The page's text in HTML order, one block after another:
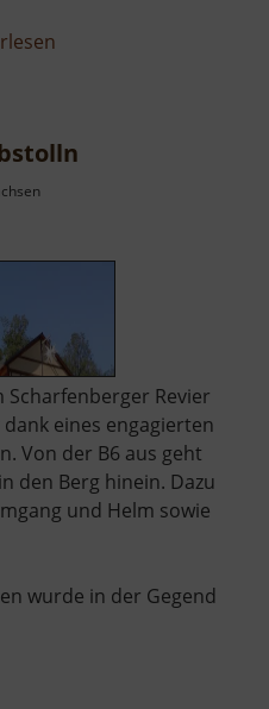
Revier
eines engagierten
Von der B6 aus geht
den Berg hinein. Dazu
und Helm sowie
wurde in der Gegend